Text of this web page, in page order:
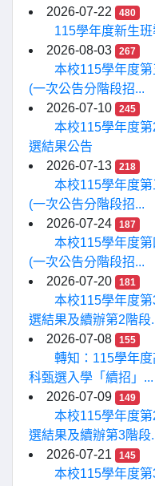
2026-07-22
480
115學年度新生
2026-08-03
267
本校115學年度
(一次公告分階段招...
2026-07-10
245
本校115學年度
選結果公告
2026-07-13
218
本校115學年度
(一次公告分階段招...
2026-07-24
187
本校115學年度
(一次公告分階段招...
2026-07-20
181
本校115學年度
選結果及續辦第2階段
2026-07-08
155
轉知：115學年
科甄選入學「續招」...
2026-07-09
149
本校115學年度
選結果及續辦第3階段
2026-07-21
145
本校115學年度